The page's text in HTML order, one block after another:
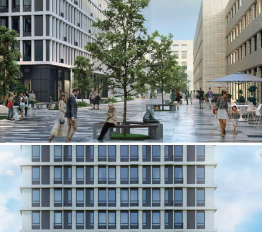
Продажа
115364 - Г. МОСКВА,
НОВООСТАПОВСКАЯ
УЛИЦА, Д.1